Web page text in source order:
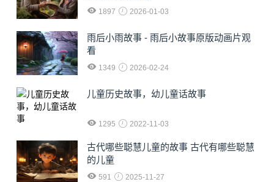
1897 2026-01-03
雨后小雨故事 - 雨后小故事原版动画片观
看
1349 2026-02-24
儿童历史故事，幼儿童话故事
1295 2022-11-03
古代哪些聪慧儿童的故事 古代有哪些聪慧
的儿童
591 2025-11-27